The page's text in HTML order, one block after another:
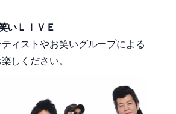
いＬＩＶＥ
ィストやお笑いグループによる
しください。